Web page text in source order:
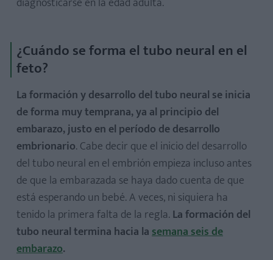
¿Cuándo se forma el tubo neural en el
feto?
La formación y desarrollo del tubo neural se inicia
de forma muy temprana, ya al principio del
embarazo, justo en el período de desarrollo
embrionario. Cabe decir que el inicio del desarrollo
del tubo neural en el embrión empieza incluso antes
de que la embarazada se haya dado cuenta de que
está esperando un bebé. A veces, ni siquiera ha
tenido la primera falta de la regla. La formación del
tubo neural termina hacia lasemana seis de
embarazo.